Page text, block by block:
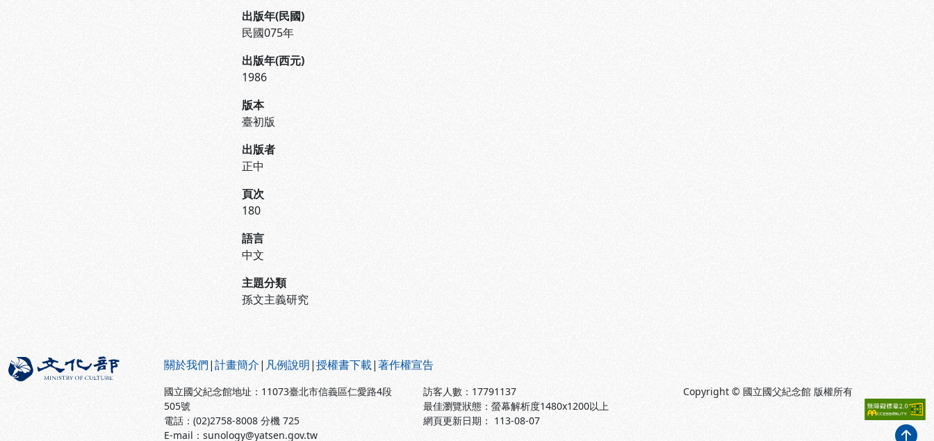
出版年(民國)
民國075年
出版年(西元)
1986
版本
臺初版
出版者
正中
頁次
180
語言
中文
主題分類
孫文主義研究
關於我們|計畫簡介| 凡例說明|授權書下載|著作權宣告
國立國父紀念館地址：11073臺北市信義區仁愛路4段
505號
電話：(02)2758-8008 分機 725
E-mail：sunology@yatsen.gov.tw
訪客人數： 17791137
最佳瀏覽狀態：螢幕解析度1480x1200以上
網頁更新日期： 113-08-07
Copyright © 國立國父紀念館 版權所有